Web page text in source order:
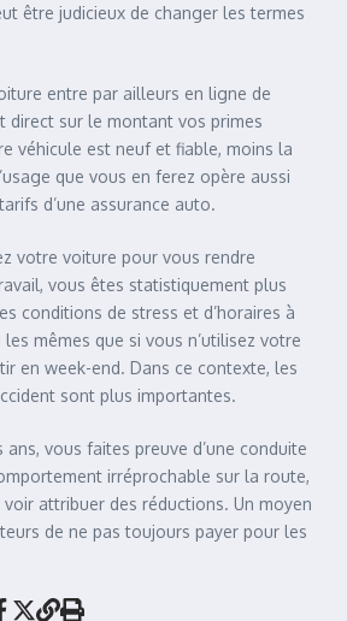
être judicieux de changer les termes
entre par ailleurs en ligne de
direct sur le montant vos primes
véhicule est neuf et fiable, moins la
que vous en ferez opère aussi
d’une assurance auto.
votre voiture pour vous rendre
vous êtes statistiquement plus
conditions de stress et d’horaires à
mêmes que si vous n’utilisez votre
en week-end. Dans ce contexte, les
sont plus importantes.
vous faites preuve d’une conduite
irréprochable sur la route,
attribuer des réductions. Un moyen
de ne pas toujours payer pour les